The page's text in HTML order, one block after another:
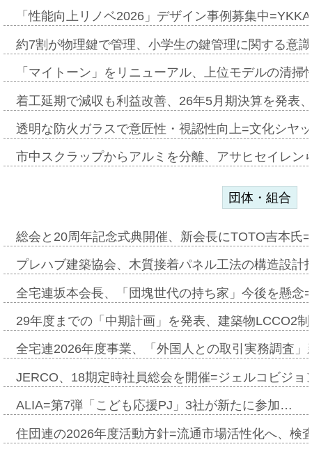
「性能向上リノベ2026」デザイン事例募集中
約7割が物理鍵で管理、小学生の鍵管理に関する意
「マイトーン」をリニューアル、上位モデルの清
着工延期で減収も利益改善、26年5月期決算を発表
透明な防火ガラスで意匠性・視認性向上=文化シヤ
市中スクラップからアルミを分離、アサヒセイレ
団体・組合
総会と20周年記念式典開催、新会長にTOTO吉本氏
プレハブ建築協会、木質接着パネル工法の構造設
全宅連坂本会長、「団塊世代の持ち家」今後を懸
29年度までの「中期計画」を発表、建築物LCCO2
全宅連2026年度事業、「外国人との取引実務調査
JERCO、18期定時社員総会を開催=ジェルコビジ
ALIA=第7弾「こども応援PJ」3社が新たに参加…
住団連の2026年度活動方針=流通市場活性化へ、検